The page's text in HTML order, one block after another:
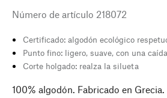
Número de artículo 218072
Certificado: algodón ecológico
Punto fino: ligero, suave, con una
Corte holgado: realza la silueta
100% algodón. Fabricado en